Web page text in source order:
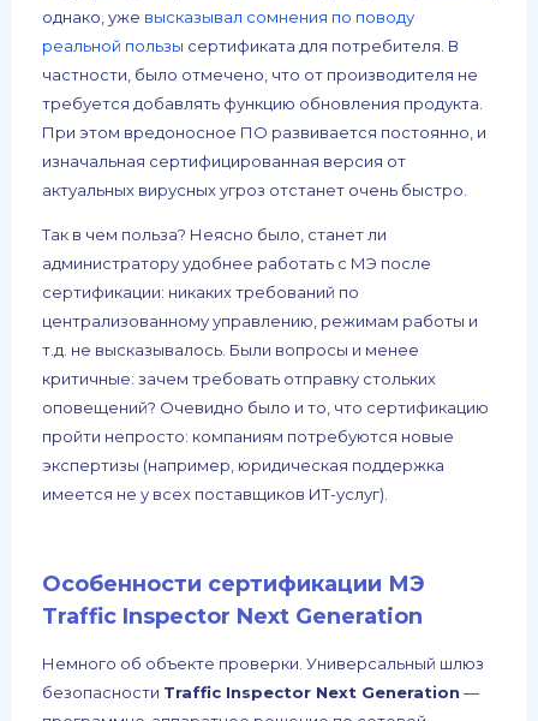
однако, уже высказывал сомнения по поводу
реальной пользы сертификата для потребителя. В
частности, было отмечено, что от производителя не
требуется добавлять функцию обновления продукта.
При этом вредоносное ПО развивается постоянно, и
изначальная сертифицированная версия от
актуальных вирусных угроз отстанет очень быстро.
Так в чем польза? Неясно было, станет ли
администратору удобнее работать с МЭ после
сертификации: никаких требований по
централизованному управлению, режимам работы и
т.д. не высказывалось. Были вопросы и менее
критичные: зачем требовать отправку стольких
оповещений? Очевидно было и то, что сертификацию
пройти непросто: компаниям потребуются новые
экспертизы (например, юридическая поддержка
имеется не у всех поставщиков ИТ-услуг).
Особенности сертификации МЭ
Traffic Inspector Next Generation
Немного об объекте проверки. Универсальный шлюз
безопасности Traffic Inspector Next Generation —